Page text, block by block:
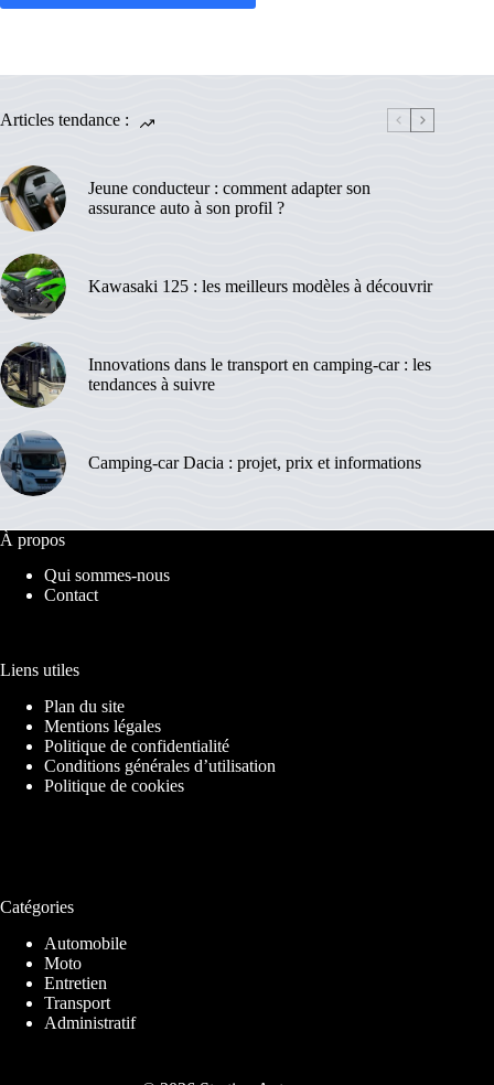
Articles tendance :
Jeune conducteur : comment adapter son
assurance auto à son profil ?
Kawasaki 125 : les meilleurs modèles à découvrir
Innovations dans le transport en camping-car : les
tendances à suivre
Camping-car Dacia : projet, prix et informations
À propos
Qui sommes-nous
Contact
Liens utiles
Plan du site
Mentions légales
Politique de confidentialité
Conditions générales d’utilisation
Politique de cookies
Catégories
Automobile
Moto
Entretien
Transport
Administratif